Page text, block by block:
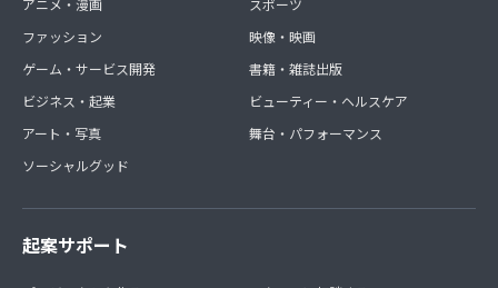
アニメ・漫画
ファッション
ゲーム・サービス開発
ビジネス・起業
アート・写真
ソーシャルグッド
スポーツ
映像・映画
書籍・雑誌出版
ビューティー・ヘルスケア
舞台・パフォーマンス
起案サポート